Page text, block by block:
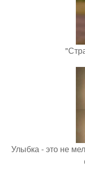
Улыбка - это не